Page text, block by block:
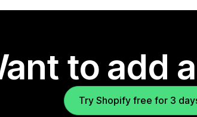
to add
Try Shopify free for 3